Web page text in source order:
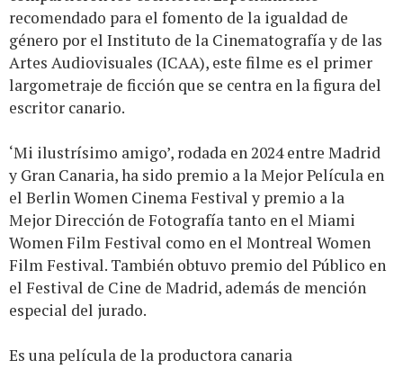
recomendado para el fomento de la igualdad de
género por el Instituto de la Cinematografía y de las
Artes Audiovisuales (ICAA), este filme es el primer
largometraje de ficción que se centra en la figura del
escritor canario.
‘Mi ilustrísimo amigo’, rodada en 2024 entre Madrid
y Gran Canaria, ha sido premio a la Mejor Película en
el Berlin Women Cinema Festival y premio a la
Mejor Dirección de Fotografía tanto en el Miami
Women Film Festival como en el Montreal Women
Film Festival. También obtuvo premio del Público en
el Festival de Cine de Madrid, además de mención
especial del jurado.
Es una película de la productora canaria